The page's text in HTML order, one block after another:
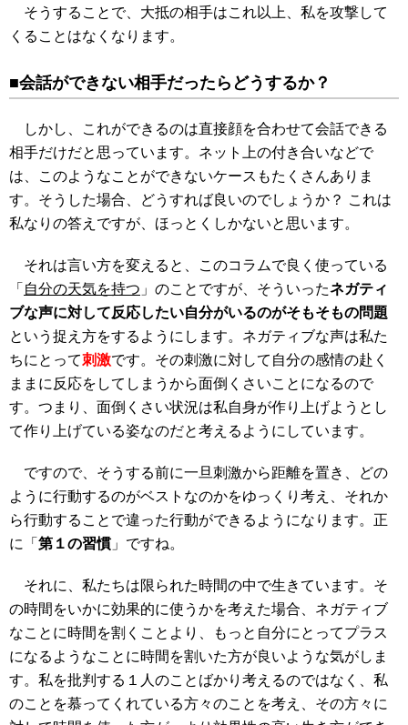
そうすることで、大抵の相手はこれ以上、私を攻撃して
くることはなくなります。
■会話ができない相手だったらどうするか？
しかし、これができるのは直接顔を合わせて会話できる
相手だけだと思っています。ネット上の付き合いなどで
は、このようなことができないケースもたくさんありま
す。そうした場合、どうすれば良いのでしょうか？ これは
私なりの答えですが、ほっとくしかないと思います。
それは言い方を変えると、このコラムで良く使っている
「 自分の天気を持つ 」のことですが、そういったネガティ
ブな声に対して反応したい自分がいるのがそもそもの問題
という捉え方をするようにします。ネガティブな声は私た
ちにとって刺激です。その刺激に対して自分の感情の赴く
ままに反応をしてしまうから面倒くさいことになるので
す。つまり、面倒くさい状況は私自身が作り上げようとし
て作り上げている姿なのだと考えるようにしています。
ですので、そうする前に一旦刺激から距離を置き、どの
ように行動するのがベストなのかをゆっくり考え、それか
ら行動することで違った行動ができるようになります。正
に「 第１の習慣」ですね。
それに、私たちは限られた時間の中で生きています。そ
の時間をいかに効果的に使うかを考えた場合、ネガティブ
なことに時間を割くことより、もっと自分にとってプラス
になるようなことに時間を割いた方が良いような気がしま
す。私を批判する１人のことばかり考えるのではなく、私
のことを慕ってくれている方々のことを考え、その方々に